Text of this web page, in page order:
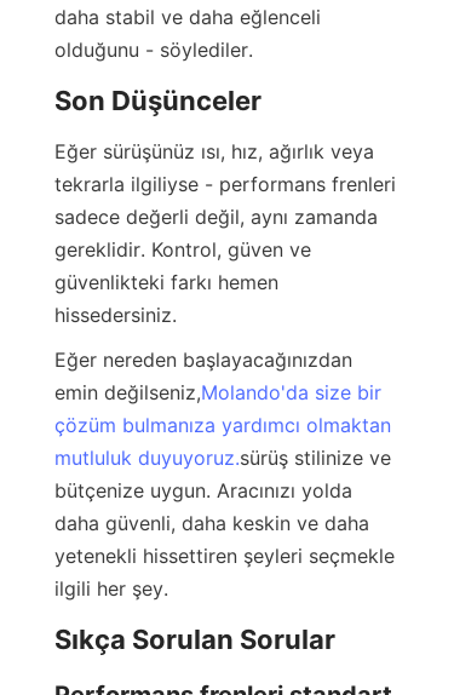
daha stabil ve daha eğlenceli
olduğunu - söylediler.
Son Düşünceler
Eğer sürüşünüz ısı, hız, ağırlık veya
tekrarla ilgiliyse - performans frenleri
sadece değerli değil, aynı zamanda
gereklidir. Kontrol, güven ve
güvenlikteki farkı hemen
hissedersiniz.
Eğer nereden başlayacağınızdan
emin değilseniz,Molando'da size bir
çözüm bulmanıza yardımcı olmaktan
mutluluk duyuyoruz.sürüş stilinize ve
bütçenize uygun. Aracınızı yolda
daha güvenli, daha keskin ve daha
yetenekli hissettiren şeyleri seçmekle
ilgili her şey.
Sıkça Sorulan Sorular